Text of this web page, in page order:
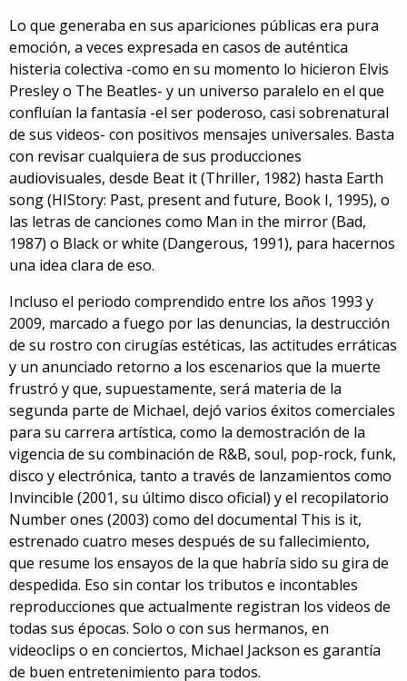
Lo que generaba en sus apariciones públicas era pura
emoción, a veces expresada en casos de auténtica
histeria colectiva -como en su momento lo hicieron Elvis
Presley o The Beatles- y un universo paralelo en el que
confluían la fantasía -el ser poderoso, casi sobrenatural
de sus videos- con positivos mensajes universales. Basta
con revisar cualquiera de sus producciones
audiovisuales, desde Beat it (Thriller, 1982) hasta Earth
song(HIStory: Past, present and future, Book I, 1995), o
las letras de canciones como Man in the mirror(Bad,
1987) o Black or white (Dangerous, 1991), para hacernos
una idea clara de eso.
Incluso el periodo comprendido entre los años 1993 y
2009, marcado a fuego por las denuncias, la destrucción
de su rostro con cirugías estéticas, las actitudes erráticas
y un anunciado retorno a los escenarios que la muerte
frustró y que, supuestamente, será materia de la
segunda parte de Michael, dejó varios éxitos comerciales
para su carrera artística, como la demostración de la
vigencia de su combinación de R&B, soul, pop-rock, funk,
disco y electrónica, tanto a través de lanzamientos como
Invincible (2001, su último disco oficial) y el recopilatorio
Number ones (2003) como del documental This is it,
estrenado cuatro meses después de su fallecimiento,
que resume los ensayos de la que habría sido su gira de
despedida. Eso sin contar los tributos e incontables
reproducciones que actualmente registran los videos de
todas sus épocas. Solo o con sus hermanos, en
videoclips o en conciertos, Michael Jackson es garantía
de buen entretenimiento para todos.